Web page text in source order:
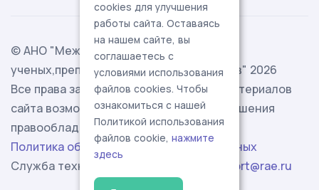
© АНО "Международная ассоциация
ученых,преподавателей и специалистов" 2026
Все права защищены. Использование материалов
сайта возможно исключительно с разрешения
правообладателя.
Политика обработки персональных данных
Служба технической поддержки -
support@rae.ru
cookies для улучшения
работы сайта. Оставаясь
на нашем сайте, вы
соглашаетесь с
условиями использования
файлов cookies. Чтобы
ознакомиться с нашей
Политикой использования
файлов cookie, нажмите
здесь